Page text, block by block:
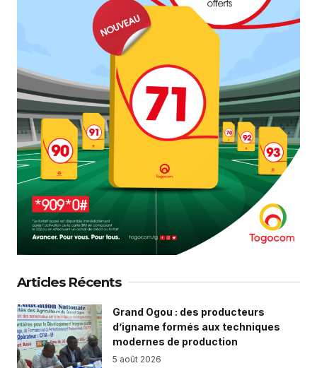
Articles Récents
Grand Ogou : des producteurs
d’igname formés aux techniques
modernes de production
5 août 2026